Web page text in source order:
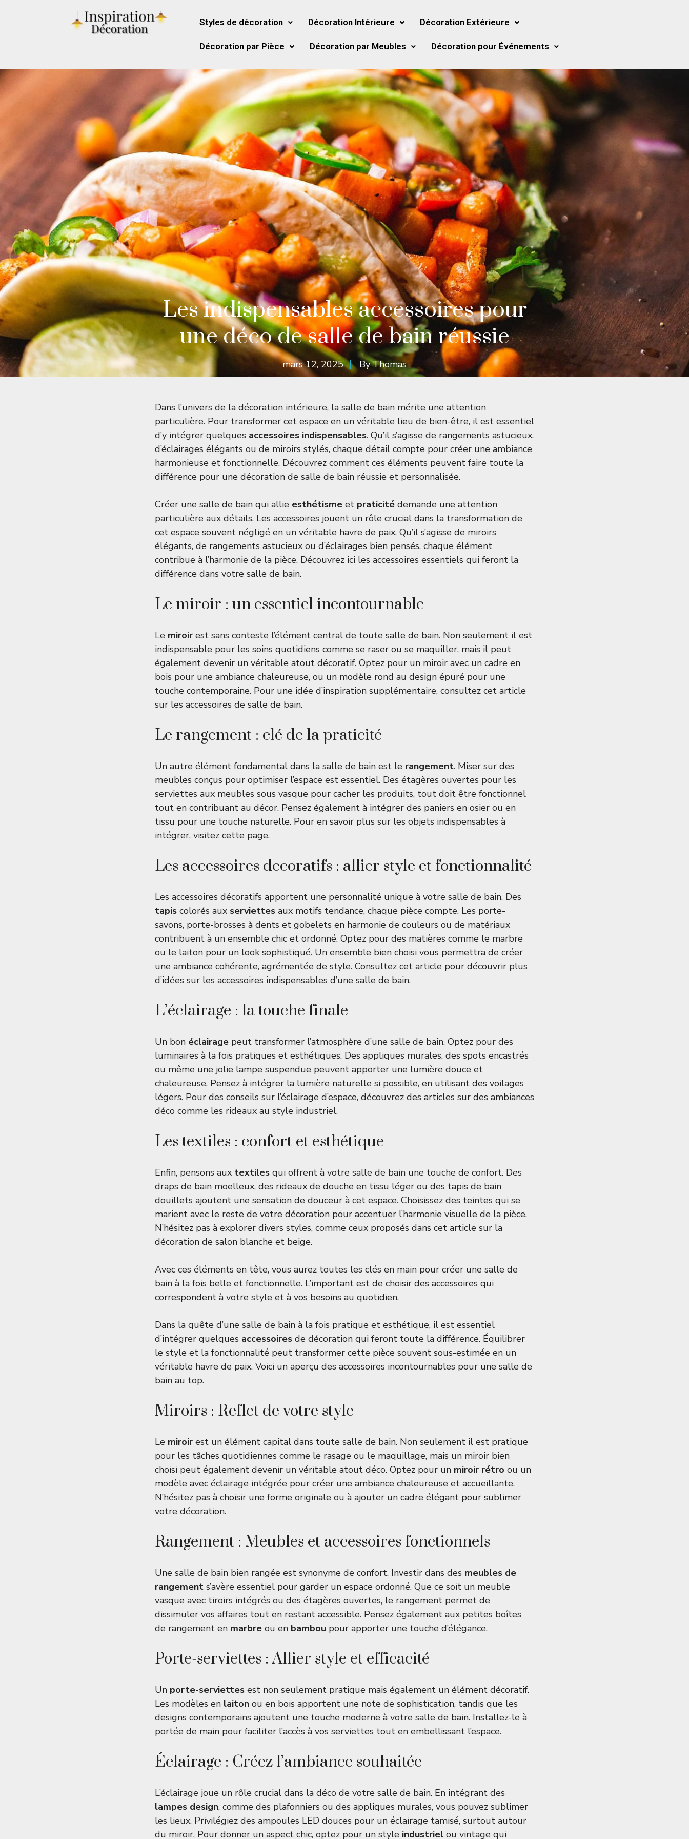
Styles de décoration Décoration Intérieure Décoration Extérieure
Décoration par Pièce Décoration par Meubles Décoration pour Événements
Les indispensables accessoires pour
une déco de salle de bain réussie
mars 12, 2025 ByThomas
Dans l’univers de la décoration intérieure, la salle de bain mérite une attention
particulière. Pour transformer cet espace en un véritable lieu de bien-être, il est essentiel
d’y intégrer quelques accessoires indispensables. Qu’il s’agisse de rangements astucieux,
d’éclairages élégants ou de miroirs stylés, chaque détail compte pour créer une ambiance
harmonieuse et fonctionnelle. Découvrez comment ces éléments peuvent faire toute la
différence pour une décoration de salle de bain réussie et personnalisée.
Créer une salle de bain qui allie esthétisme et praticité demande une attention
particulière aux détails. Les accessoires jouent un rôle crucial dans la transformation de
cet espace souvent négligé en un véritable havre de paix. Qu’il s’agisse de miroirs
élégants, de rangements astucieux ou d’éclairages bien pensés, chaque élément
contribue à l’harmonie de la pièce. Découvrez ici les accessoires essentiels qui feront la
différence dans votre salle de bain.
Le miroir : un essentiel incontournable
Le miroir est sans conteste l’élément central de toute salle de bain. Non seulement il est
indispensable pour les soins quotidiens comme se raser ou se maquiller, mais il peut
également devenir un véritable atout décoratif. Optez pour un miroir avec un cadre en
bois pour une ambiance chaleureuse, ou un modèle rond au design épuré pour une
touche contemporaine. Pour une idée d’inspiration supplémentaire, consultez cet article
sur les accessoires de salle de bain.
Le rangement : clé de la praticité
Un autre élément fondamental dans la salle de bain est le rangement. Miser sur des
meubles conçus pour optimiser l’espace est essentiel. Des étagères ouvertes pour les
serviettes aux meubles sous vasque pour cacher les produits, tout doit être fonctionnel
tout en contribuant au décor. Pensez également à intégrer des paniers en osier ou en
tissu pour une touche naturelle. Pour en savoir plus sur les objets indispensables à
intégrer, visitez cette page.
Les accessoires decoratifs : allier style et fonctionnalité
Les accessoires décoratifs apportent une personnalité unique à votre salle de bain. Des
tapis colorés aux serviettes aux motifs tendance, chaque pièce compte. Les porte-
savons, porte-brosses à dents et gobelets en harmonie de couleurs ou de matériaux
contribuent à un ensemble chic et ordonné. Optez pour des matières comme le marbre
ou le laiton pour un look sophistiqué. Un ensemble bien choisi vous permettra de créer
une ambiance cohérente, agrémentée de style. Consultez cet article pour découvrir plus
d’idées sur les accessoires indispensables d’une salle de bain.
L’éclairage : la touche finale
Un bon éclairage peut transformer l’atmosphère d’une salle de bain. Optez pour des
luminaires à la fois pratiques et esthétiques. Des appliques murales, des spots encastrés
ou même une jolie lampe suspendue peuvent apporter une lumière douce et
chaleureuse. Pensez à intégrer la lumière naturelle si possible, en utilisant des voilages
légers. Pour des conseils sur l’éclairage d’espace, découvrez des articles sur des ambiances
déco comme les rideaux au style industriel.
Les textiles : confort et esthétique
Enfin, pensons aux textiles qui offrent à votre salle de bain une touche de confort. Des
draps de bain moelleux, des rideaux de douche en tissu léger ou des tapis de bain
douillets ajoutent une sensation de douceur à cet espace. Choisissez des teintes qui se
marient avec le reste de votre décoration pour accentuer l’harmonie visuelle de la pièce.
N’hésitez pas à explorer divers styles, comme ceux proposés dans cet article sur la
décoration de salon blanche et beige.
Avec ces éléments en tête, vous aurez toutes les clés en main pour créer une salle de
bain à la fois belle et fonctionnelle. L’important est de choisir des accessoires qui
correspondent à votre style et à vos besoins au quotidien.
Dans la quête d’une salle de bain à la fois pratique et esthétique, il est essentiel
d’intégrer quelques accessoires de décoration qui feront toute la différence. Équilibrer
le style et la fonctionnalité peut transformer cette pièce souvent sous-estimée en un
véritable havre de paix. Voici un aperçu des accessoires incontournables pour une salle de
bain au top.
Miroirs : Reflet de votre style
Le miroir est un élément capital dans toute salle de bain. Non seulement il est pratique
pour les tâches quotidiennes comme le rasage ou le maquillage, mais un miroir bien
choisi peut également devenir un véritable atout déco. Optez pour un miroir rétro ou un
modèle avec éclairage intégrée pour créer une ambiance chaleureuse et accueillante.
N’hésitez pas à choisir une forme originale ou à ajouter un cadre élégant pour sublimer
votre décoration.
Rangement : Meubles et accessoires fonctionnels
Une salle de bain bien rangée est synonyme de confort. Investir dans des meubles de
rangement s’avère essentiel pour garder un espace ordonné. Que ce soit un meuble
vasque avec tiroirs intégrés ou des étagères ouvertes, le rangement permet de
dissimuler vos affaires tout en restant accessible. Pensez également aux petites boîtes
de rangement en marbre ou en bambou pour apporter une touche d’élégance.
Porte-serviettes : Allier style et efficacité
Un porte-serviettes est non seulement pratique mais également un élément décoratif.
Les modèles en laiton ou en bois apportent une note de sophistication, tandis que les
designs contemporains ajoutent une touche moderne à votre salle de bain. Installez-le à
portée de main pour faciliter l’accès à vos serviettes tout en embellissant l’espace.
Éclairage : Créez l’ambiance souhaitée
L’éclairage joue un rôle crucial dans la déco de votre salle de bain. En intégrant des
lampes design, comme des plafonniers ou des appliques murales, vous pouvez sublimer
les lieux. Privilégiez des ampoules LED douces pour un éclairage tamisé, surtout autour
du miroir. Pour donner un aspect chic, optez pour un style industriel ou vintage qui